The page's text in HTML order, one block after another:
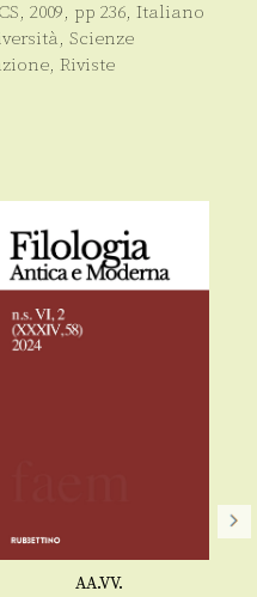
, 2009, pp 236, Italiano
, Scienze
, Riviste
AA.VV.